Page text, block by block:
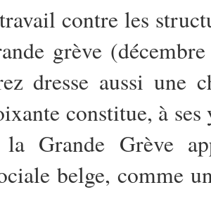
contre les
grève
dresse aussi une
constitue, à
la Grande Grève
belge, comme